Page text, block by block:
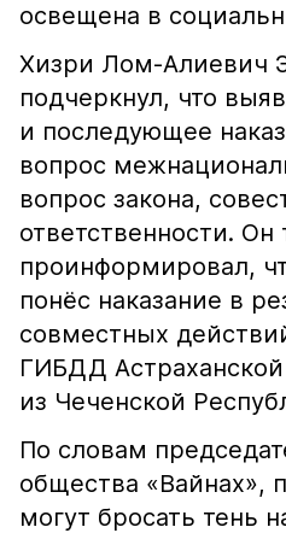
освещена в
Хизри Лом-Алиевич
подчеркнул, что
и последующее
вопрос
вопрос закона,
ответственности. Он
проинформировал,
понёс наказание в
совместных
ГИБДД
из Чеченской
По словам
общества «Вайнах»,
могут бросать тень